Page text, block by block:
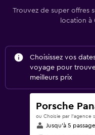
Trouvez de super offres
location à
Choisissez vos
voyage pour
meilleurs prix
Porsche
ou Choisie par l’agence
Jusqu’à 5